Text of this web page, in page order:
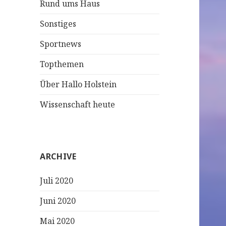
Rund ums Haus
Sonstiges
Sportnews
Topthemen
Über Hallo Holstein
Wissenschaft heute
ARCHIVE
Juli 2020
Juni 2020
Mai 2020